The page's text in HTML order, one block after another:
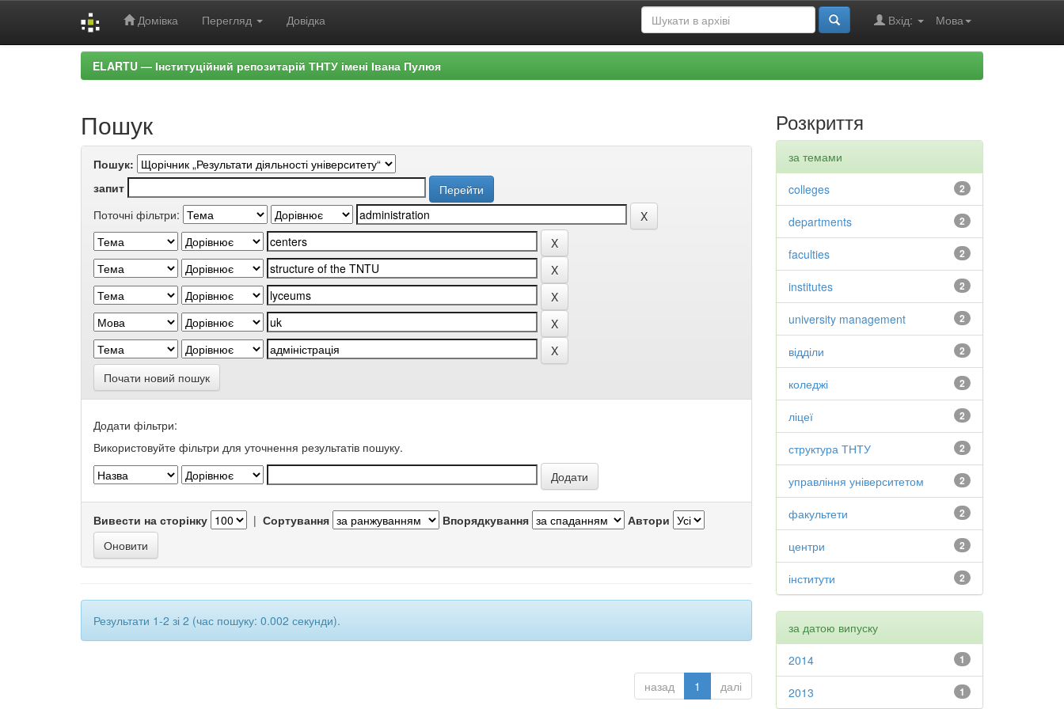
Домівка Перегляд Довідка Мова
Вхід:
ELARTU — Інституційний репозитарій ТНТУ імені Івана Пулюя
Пошук
Пошук:
запит
Поточні фільтри:
Почати новий пошук
Додати фільтри:
Використовуйте фільтри для уточнення результатів пошуку.
Вивести на сторінку | Сортування Впорядкування Автори
Результати 1-2 зі 2 (час пошуку: 0.002 секунди).
назад 1 далі
Розкриття
за темами
2
colleges
2
departments
2
faculties
2
institutes
2
university management
2
відділи
2
коледжі
2
ліцеї
2
структура ТНТУ
2
управління університетом
2
факультети
2
центри
2
інститути
за датою випуску
1
2014
1
2013